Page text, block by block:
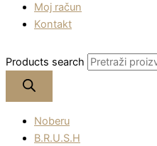
Moj račun
Kontakt
Products search
Noberu
B.R.U.S.H